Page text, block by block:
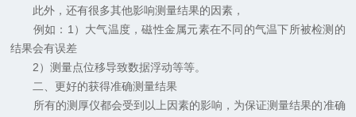
此外，还有很多其他影响测量结果的因素，
例如：1）大气温度，磁性金属元素在不同的气温下所被检测的
结果会有误差
2）测量点位移导致数据浮动等等。
二、更好的获得准确测量结果
所有的测厚仪都会受到以上因素的影响，为保证测量结果的准确